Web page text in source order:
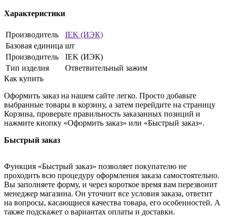
Характеристики
Производитель
IEK (ИЭК)
Базовая единица шт
Производитель
IEK (ИЭК)
Тип изделия
Ответвительный зажим
Как купить
Оформить заказ на нашем сайте легко. Просто добавьте
выбранные товары в корзину, а затем перейдите на страницу
Корзина, проверьте правильность заказанных позиций и
нажмите кнопку «Оформить заказ» или «Быстрый заказ».
Быстрый заказ
Функция «Быстрый заказ» позволяет покупателю не
проходить всю процедуру оформления заказа самостоятельно.
Вы заполняете форму, и через короткое время вам перезвонит
менеджер магазина. Он уточнит все условия заказа, ответит
на вопросы, касающиеся качества товара, его особенностей. А
также подскажет о вариантах оплаты и доставки.